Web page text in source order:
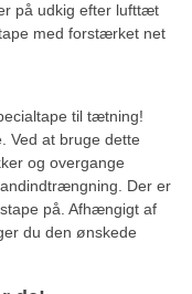
på udkig efter lufttæt
med forstærket net
til tætning!
Ved at bruge dette
og overgange
Der er
på. Afhængigt af
du den ønskede